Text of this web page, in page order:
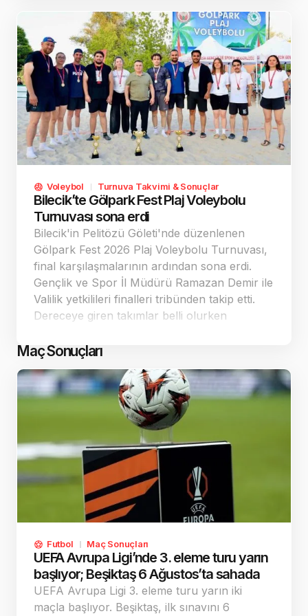
Voleybol Turnuva Takvimi & Sonuçlar
Bilecik’te Gölpark Fest Plaj Voleybolu
Turnuvası sona erdi
Bilecik'in Pelitözü Göleti'nde düzenlenen
Gölpark Fest 2026 Plaj Voleybolu Turnuvası,
final karşılaşmalarının ardından sona erdi.
Gençlik ve Spor İl Müdürü Ramazan Demir ile
Valilik yetkilileri finalleri tribünden takip etti.
Dereceye giren takımlar belli olurken
ruhuyla dikkat çekti.
Maç Sonuçları
Futbol Maç Sonuçları
UEFA Avrupa Ligi’nde 3. eleme turu yarın
başlıyor; Beşiktaş 6 Ağustos’ta sahada
UEFA Avrupa Ligi 3. eleme turu yarın iki
maçla başlıyor. Beşiktaş, ilk sınavını 6